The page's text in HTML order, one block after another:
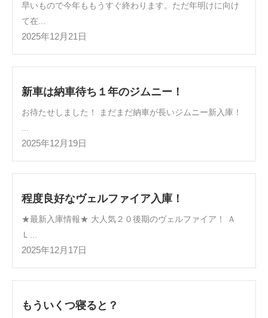
早いもので今年ももうすぐ終わります。ただ年明けに向け
て在...
2025年12月21日
新車は納車待ち１年のジムニー！
お待たせしました！ まだまだ納車が長いジムニー新入庫！
2025年12月19日
程度良好なヴェルファイア入庫！
★最新入庫情報★ 大人気２０後期のヴェルファイア！ Ａ
Ｌ...
2025年12月17日
もういくつ寝ると？